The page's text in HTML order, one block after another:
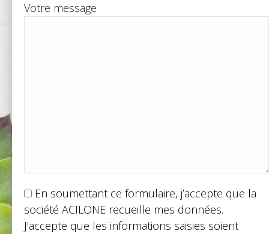
Votre message
En soumettant ce formulaire, j’accepte que la
société ACILONE recueille mes données.
J'accepte que les informations saisies soient